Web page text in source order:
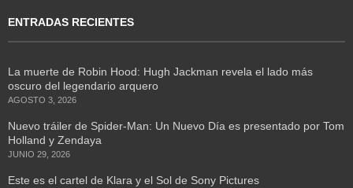
ENTRADAS RECIENTES
La muerte de Robin Hood: Hugh Jackman revela el lado más
oscuro del legendario arquero
AGOSTO 3, 2026
Nuevo tráiler de Spider-Man: Un Nuevo Día es presentado por Tom
Holland y Zendaya
JUNIO 29, 2026
Este es el cartel de Klara y el Sol de Sony Pictures